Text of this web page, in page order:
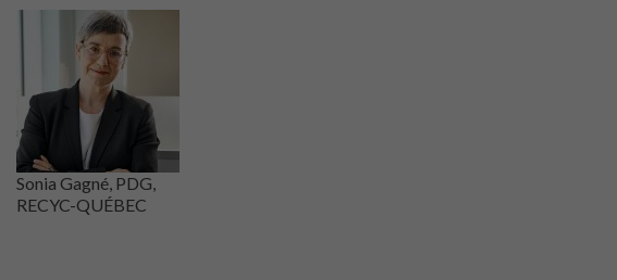
Sonia Gagné, PDG,
RECYC-QUÉBEC